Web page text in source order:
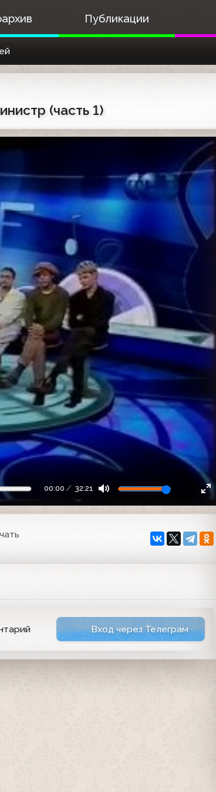
Публикации
(часть 1)
00:00 32:21
Вход через Телеграм